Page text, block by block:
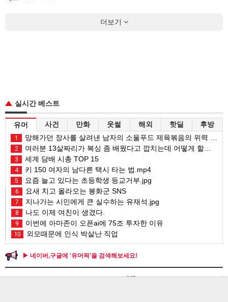
더보기
실시간 베스트
유머 사건 만화 웃썰 해외 핫딜 후방
1 망해가던 장사를 살려낸 남자의 소울푸드 제육볶음의 위력 ㅋㅋ
2 여러분 13살짜리가 복싱 좀 배웠다고 깝치는데 어떻게 할까요?
3 세계 담배 시총 TOP 15
4 키 150 여자의 남다른 택시 타는 법.mp4
5 요즘 늘고 있다는 초등학생 등교거부.jpg
6 요새 치고 올라오는 봉화군 SNS
7 지나가는 시민에게 큰 실수하는 유재석.jpg
8 나도 이제 여친이 생겼다.
9 이번에 아마존이 오픈ai에 75조 투자한 이유
10 외모때문에 인식 박살난 직업
▶ 네이버,구글에 '유머픽'을 검색해보세요!
포토 제목